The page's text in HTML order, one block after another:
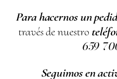
Para hacernos un
través de nuestro
659
Seguimos en